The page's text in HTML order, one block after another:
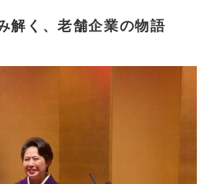
解く、老舗企業の物語